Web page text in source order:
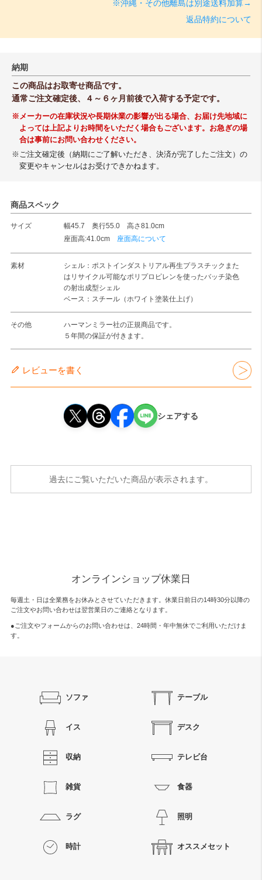
※沖縄・その他離島は別途送料加算→
返品特約について
納期
この商品はお取寄せ商品です。
通常ご注文確定後、４～６ヶ月前後で入荷する予定です。
※メーカーの在庫状況や長期休業の影響が出る場合、お届け先地域に
よっては上記よりお時間をいただく場合もございます。お急ぎの場
合は事前にお問い合わせください。
※ご注文確定後（納期にご了解いただき、決済が完了したご注文）の
変更やキャンセルはお受けできかねます。
商品スペック
サイズ
幅45.7 奥行55.0 高さ81.0cm
座面高:41.0cm 座面高について
素材
シェル：ポストインダストリアル再生プラスチックまた
はリサイクル可能なポリプロピレンを使ったバッチ染色
の射出成型シェル
ベース：スチール（ホワイト塗装仕上げ）
その他
ハーマンミラー社の正規商品です。
５年間の保証が付きます。
レビューを書く
シェアする
過去にご覧いただいた商品が表示されます。
オンラインショップ休業日
毎週土・日は全業務をお休みとさせていただきます。休業日前日の14時30分以降の
ご注文やお問い合わせは翌営業日のご連絡となります。
●ご注文やフォームからのお問い合わせは、 24時間・年中無休でご利用いただけま
す。
ソファ テーブル
イス デスク
収納 テレビ台
雑貨 食器
ラグ 照明
時計 オススメセット